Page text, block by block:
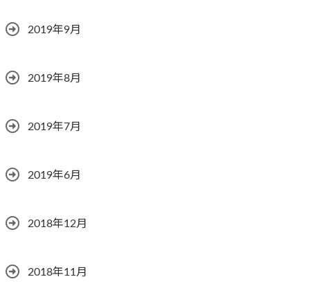
2019年9月
2019年8月
2019年7月
2019年6月
2018年12月
2018年11月